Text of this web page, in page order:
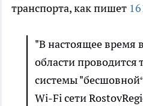
транспорта, как пишет
"В настоящее время
области проводится
системы
Wi-Fi сети